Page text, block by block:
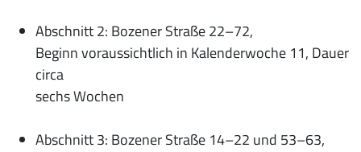
Abschnitt 2: Bozener Straße 22–72,
Beginn voraussichtlich in Kalenderwoche 11, Dauer
circa
sechs Wochen
Abschnitt 3: Bozener Straße 14–22 und 53–63,